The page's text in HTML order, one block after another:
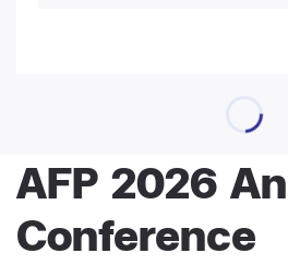
AFP 2026
Conference